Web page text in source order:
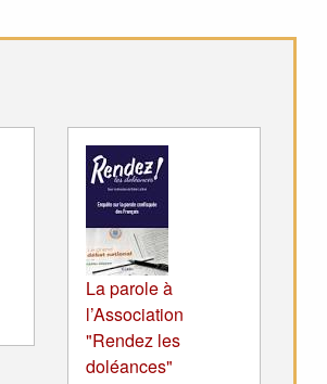
La parole à
l’Association
"Rendez les
doléances"